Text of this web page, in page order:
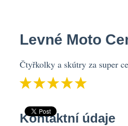
Levné Moto
Čtyřkolky a skútry za super
Kontaktní údaje